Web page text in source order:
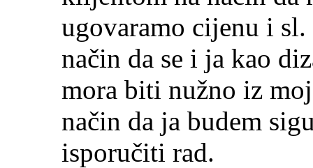
ugovaramo cijenu i
način da se i ja kao
mora biti nužno iz
način da ja budem
isporučiti rad.